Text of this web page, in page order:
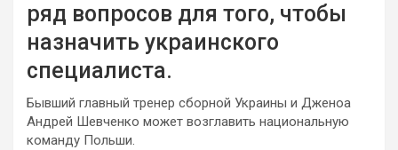
ряд вопросов для того, чтобы
назначить украинского
специалиста.
Бывший главный тренер сборной Украины и Дженоа
Андрей Шевченко может возглавить национальную
команду Польши.